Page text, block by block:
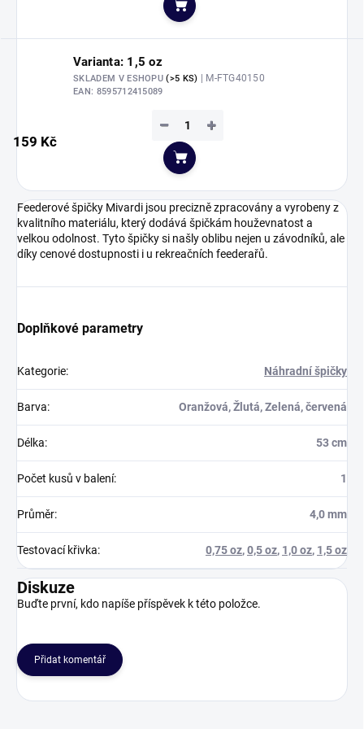
Do košíku
Varianta: 1,5 oz
SKLADEM V ESHOPU(>5 KS) | M-FTG40150
EAN: 8595712415089
159 Kč
+
−
Do košíku
Feederové špičky Mivardi jsou precizně zpracovány a vyrobeny z
kvalitního materiálu, který dodává špičkám houževnatost a
velkou odolnost. Tyto špičky si našly oblibu nejen u závodníků, ale
díky cenové dostupnosti i u rekreačních feederařů.
Doplňkové parametry
Kategorie: Náhradní špičky
Barva: Oranžová, Žlutá, Zelená, červená
Délka: 53 cm
Počet kusů v balení: 1
Průměr: 4,0 mm
Testovací křivka: 0,75 oz,0,5 oz, 1,0 oz, 1,5 oz
Diskuze
Buďte první, kdo napíše příspěvek k této položce.
Přidat komentář